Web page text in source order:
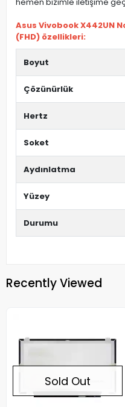
Asus Vivobook X442UN
(FHD) özellikleri:
Boyut
Çözünürlük
Hertz
Soket
Aydınlatma
Yüzey
Durumu
Recently Viewed
Sold Out